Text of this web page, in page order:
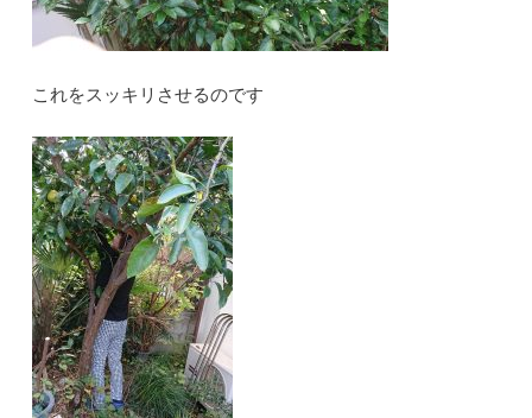
これをスッキリさせるのです